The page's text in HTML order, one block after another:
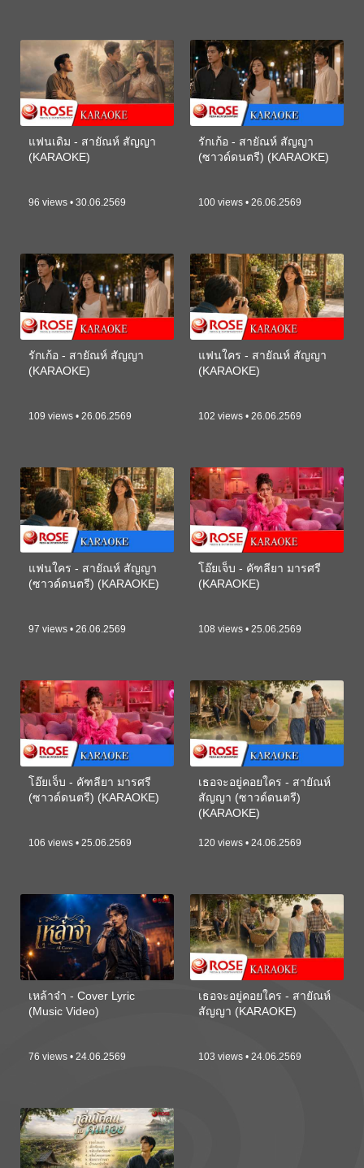
แฟนเดิม - สายัณห์ สัญญา
(KARAOKE)
96 views • 30.06.2569
รักเก้อ - สายัณห์ สัญญา
(ซาวด์ดนตรี) (KARAOKE)
100 views • 26.06.2569
รักเก้อ - สายัณห์ สัญญา
(KARAOKE)
109 views • 26.06.2569
แฟนใคร - สายัณห์ สัญญา
(KARAOKE)
102 views • 26.06.2569
แฟนใคร - สายัณห์ สัญญา
(ซาวด์ดนตรี) (KARAOKE)
97 views • 26.06.2569
โอ๊ยเจ็บ - คัฑลียา มารศรี
(KARAOKE)
108 views • 25.06.2569
โอ๊ยเจ็บ - คัฑลียา มารศรี
(ซาวด์ดนตรี) (KARAOKE)
106 views • 25.06.2569
เธอจะอยู่คอยใคร - สายัณห์
สัญญา (ซาวด์ดนตรี)
(KARAOKE)
120 views • 24.06.2569
เหล้าจ๋า - Cover Lyric
(Music Video)
76 views • 24.06.2569
เธอจะอยู่คอยใคร - สายัณห์
สัญญา (KARAOKE)
103 views • 24.06.2569